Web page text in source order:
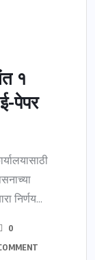
१
पेपर
निर्णय...
0